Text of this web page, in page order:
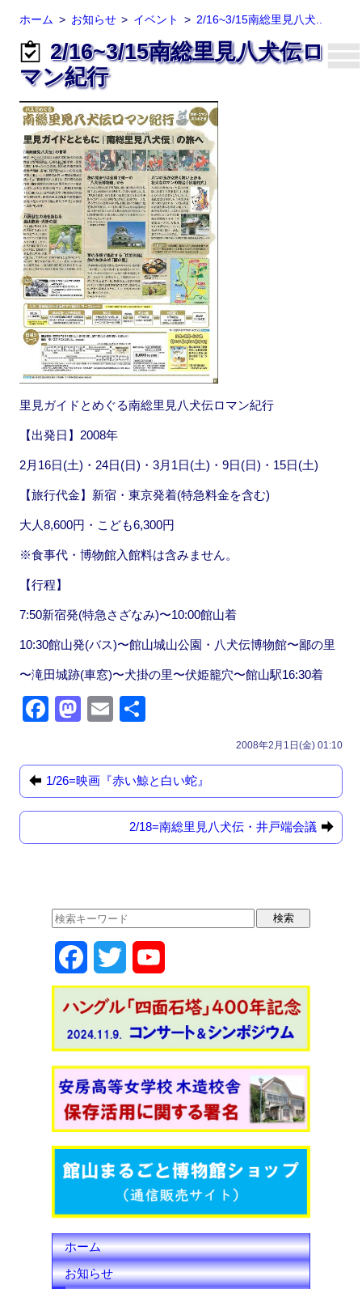
ホーム お知らせ イベント 2/16~3/15南総里見八犬..
2/16~3/15南総里見八犬伝ロ
マン紀行
里見ガイドとめぐる南総里見八犬伝ロマン紀行
【出発日】2008年
2月16日(土)・24日(日)・3月1日(土)・9日(日)・15日(土)
【旅行代金】新宿・東京発着(特急料金を含む)
大人8,600円・こども6,300円
※食事代・博物館入館料は含みません。
【行程】
7:50新宿発(特急さざなみ)〜10:00館山着
10:30館山発(バス)〜館山城山公園・八犬伝博物館〜鄙の里
〜滝田城跡(車窓)〜犬掛の里〜伏姫籠穴〜館山駅16:30着
F
c
e
b
o
M
st
o
d
o
E
ail
2008年2月1日(金) 01:10
1/26=映画『赤い鯨と白い蛇』
2/18=南総里見八犬伝・井戸端会議
a
e
b
o
o
w
t
t
e
r
o
u
T
u
b
e
C
h
a
n
ホーム
お知らせ